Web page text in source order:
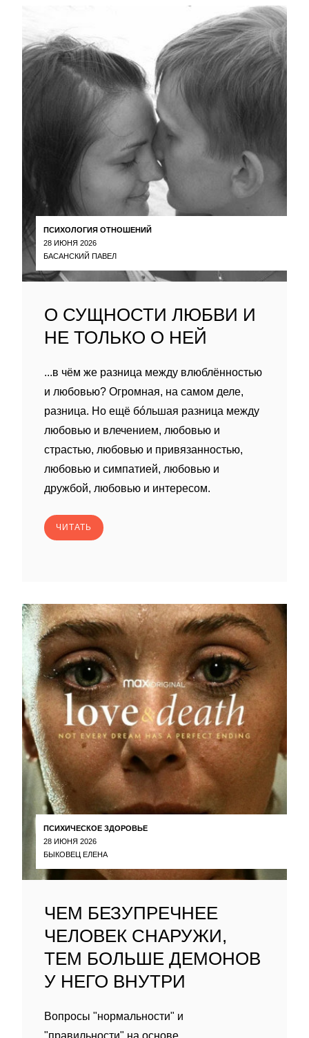
ПСИХОЛОГИЯ ОТНОШЕНИЙ
28 ИЮНЯ 2026
БАСАНСКИЙ ПАВЕЛ
О СУЩНОСТИ ЛЮБВИ И
НЕ ТОЛЬКО О НЕЙ
...в чём же разница между влюблённостью
и любовью? Огромная, на самом деле,
разница. Но ещё бóльшая разница между
любовью и влечением, любовью и
страстью, любовью и привязанностью,
любовью и симпатией, любовью и
дружбой, любовью и интересом.
ЧИТАТЬ
ПСИХИЧЕСКОЕ ЗДОРОВЬЕ
28 ИЮНЯ 2026
БЫКОВЕЦ ЕЛЕНА
ЧЕМ БЕЗУПРЕЧНЕЕ
ЧЕЛОВЕК СНАРУЖИ,
ТЕМ БОЛЬШЕ ДЕМОНОВ
У НЕГО ВНУТРИ
Вопросы "нормальности" и
"правильности" на основе